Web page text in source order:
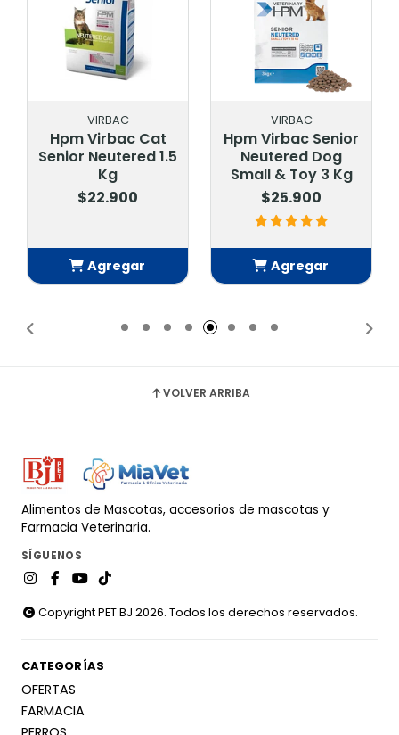
VIRBAC
Hpm Virbac Cat
Senior Neutered 1.5
Kg
$22.900
Agregar
VIRBAC
Hpm Virbac Senior
Neutered Dog
Small & Toy 3 Kg
$25.900
Agregar
VOLVER ARRIBA
Alimentos de Mascotas, accesorios de mascotas y
Farmacia Veterinaria.
SÍGUENOS
Copyright PET BJ 2026. Todos los derechos reservados.
CATEGORÍAS
OFERTAS
FARMACIA